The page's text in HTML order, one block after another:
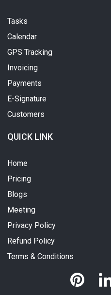
Tasks
Calendar
GPS Tracking
Invoicing
Payments
E-Signature
Customers
QUICK LINK
Home
Pricing
Blogs
Meeting
Privacy Policy
Refund Policy
Terms & Conditions